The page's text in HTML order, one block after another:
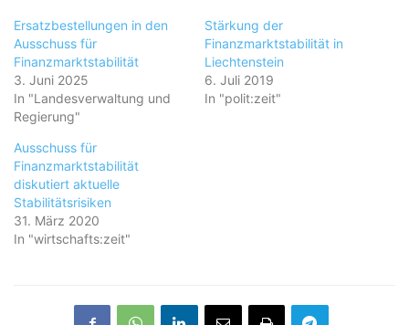
Ersatzbestellungen in den
Ausschuss für
Finanzmarktstabilität
3. Juni 2025
In "Landesverwaltung und
Regierung"
Stärkung der
Finanzmarktstabilität in
Liechtenstein
6. Juli 2019
In "polit:zeit"
Ausschuss für
Finanzmarktstabilität
diskutiert aktuelle
Stabilitätsrisiken
31. März 2020
In "wirtschafts:zeit"